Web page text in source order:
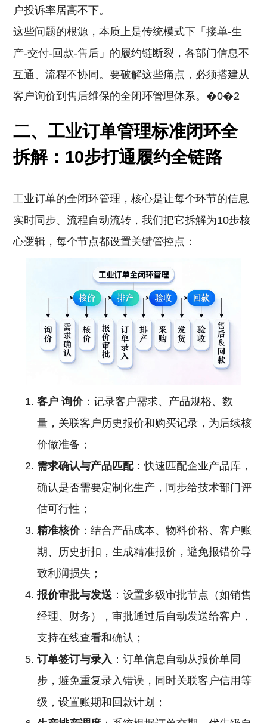
户投诉率居高不下。
这些问题的根源，本质上是传统模式下「接单-生
产-交付-回款-售后」的履约链断裂，各部门信息不
互通、流程不协同。要破解这些痛点，必须搭建从
客户询价到售后维保的全闭环管理体系。�0�2
二、工业订单管理标准闭环全
拆解：10步打通履约全链路
工业订单的全闭环管理，核心是让每个环节的信息
实时同步、流程自动流转，我们把它拆解为10步核
心逻辑，每个节点都设置关键管控点：
客户 询价：记录客户需求、产品规格、数
量，关联客户历史报价和购买记录，为后续核
价做准备；
需求确认与产品匹配：快速匹配企业产品库，
确认是否需要定制化生产，同步给技术部门评
估可行性；
精准核价：结合产品成本、物料价格、客户账
期、历史折扣，生成精准报价，避免报错价导
致利润损失；
报价审批与发送 ：设置多级审批节点（如销售
经理、财务），审批通过后自动发送给客户，
支持在线查看和确认；
订单签订与录入 ：订单信息自动从报价单同
步，避免重复录入错误，同时关联客户信用等
级，设置账期和回款计划；